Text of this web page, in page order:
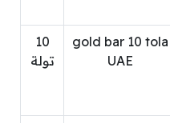
gold bar 10 tola
UAE
10
تولة